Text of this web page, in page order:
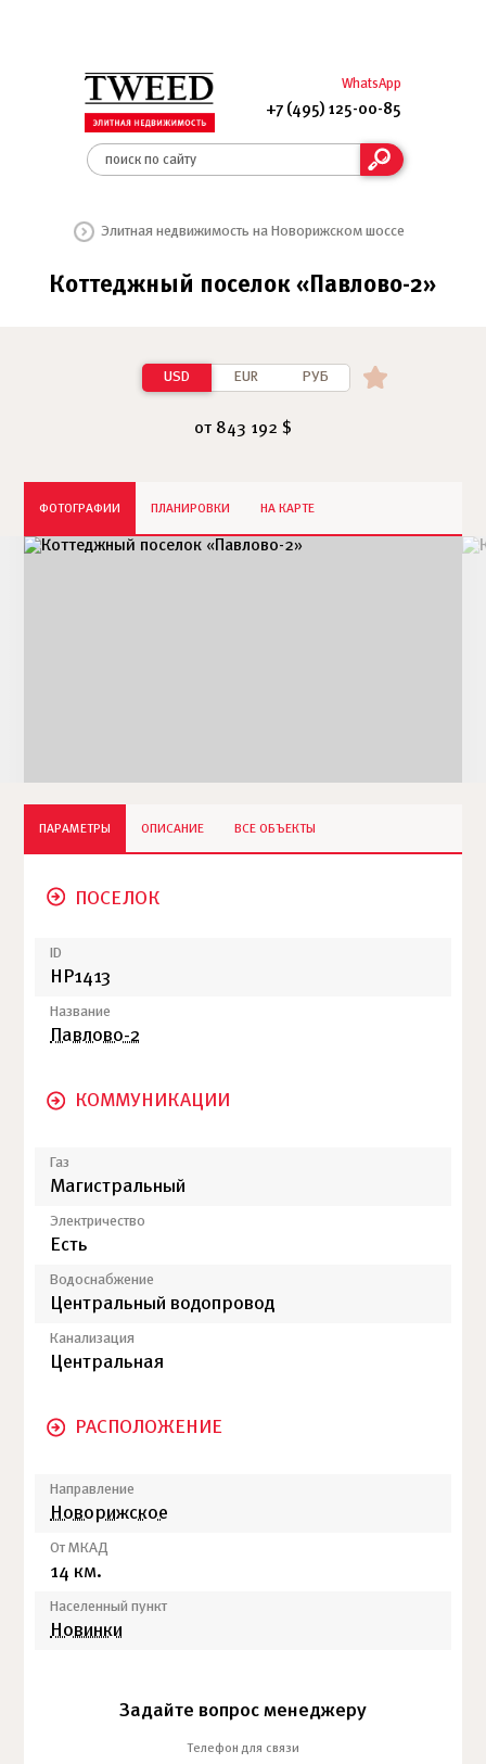
WhatsApp
+7 (495) 125-00-85
Элитная недвижимость на Новорижском шоссе
Коттеджный поселок «Павлово-2»
USD EUR РУБ
от 843 192 $
ФОТОГРАФИИ ПЛАНИРОВКИ НА КАРТЕ
ПАРАМЕТРЫ ОПИСАНИЕ ВСЕ ОБЪЕКТЫ
ПОСЕЛОК
ID
НР1413
Название
Павлово-2
КОММУНИКАЦИИ
Газ
Магистральный
Электричество
Есть
Водоснабжение
Центральный водопровод
Канализация
Центральная
РАСПОЛОЖЕНИЕ
Направление
Новорижское
От МКАД
14 км.
Населенный пункт
Новинки
Задайте вопрос менеджеру
Телефон для связи